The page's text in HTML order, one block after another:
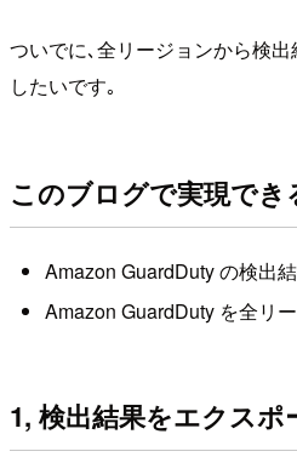
ついでに､全リージョンから検
したいです｡
このブログで実現でき
Amazon GuardDuty の検出
Amazon GuardDuty を全リ
1, 検出結果をエクスポ